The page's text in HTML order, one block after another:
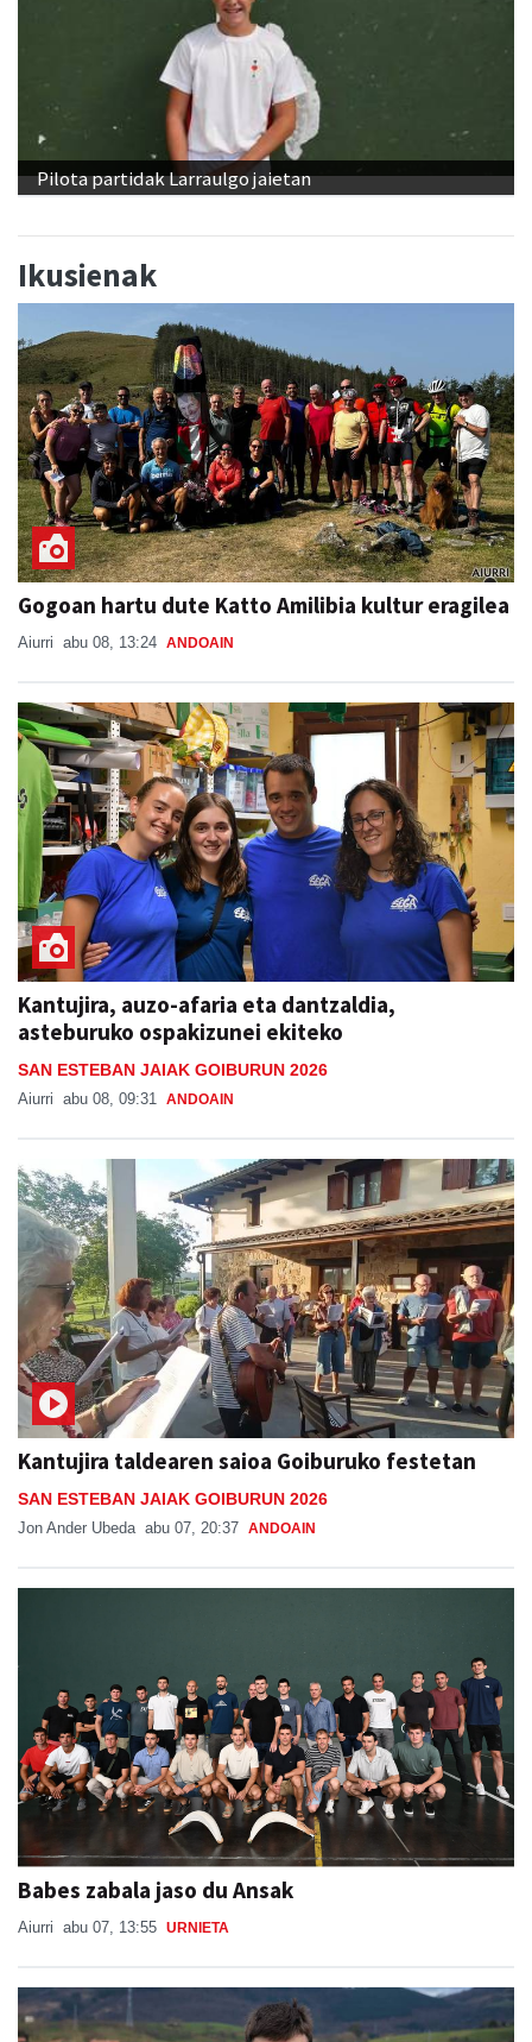
Pilota partidak Larraulgo jaietan
Ikusienak
Gogoan hartu dute Katto Amilibia kultur eragilea
Aiurri abu 08, 13:24 ANDOAIN
Kantujira, auzo-afaria eta dantzaldia,
asteburuko ospakizunei ekiteko
SAN ESTEBAN JAIAK GOIBURUN 2026
Aiurri abu 08, 09:31 ANDOAIN
Kantujira taldearen saioa Goiburuko festetan
SAN ESTEBAN JAIAK GOIBURUN 2026
Jon Ander Ubeda abu 07, 20:37 ANDOAIN
Babes zabala jaso du Ansak
Aiurri abu 07, 13:55 URNIETA